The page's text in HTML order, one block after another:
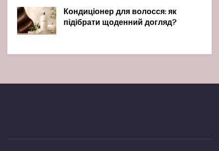
Кондиціонер для волосся: як
підібрати щоденний догляд?